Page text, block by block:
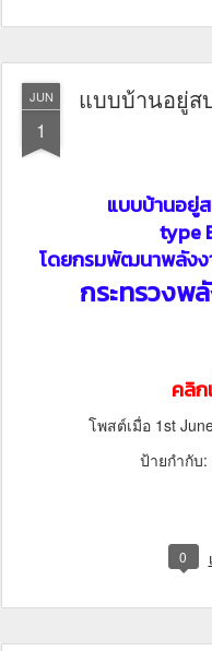
JUN
1
แบบบ้านอยู่ส
แบบบ้านอยู่
type
โดยกรมพัฒนาพลังง
กระทรวงพ
คลิก
โพสต์เมื่อ 1st
ป้ายกำกับ:
0